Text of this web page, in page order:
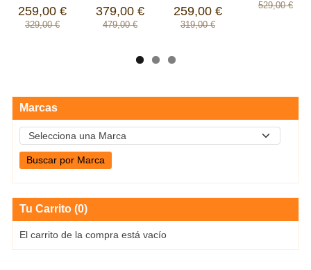
Marcas
Tu Carrito (0)
El carrito de la compra está vacío
259,00 €
329,00 €
379,00 €
479,00 €
259,00 €
319,00 €
529,00 €